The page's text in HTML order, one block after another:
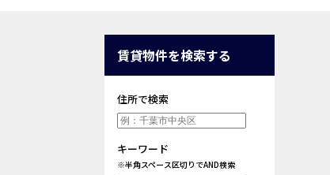
賃貸物件を検索する
住所で検索
キーワード
※半角スペース区切りでAND検索